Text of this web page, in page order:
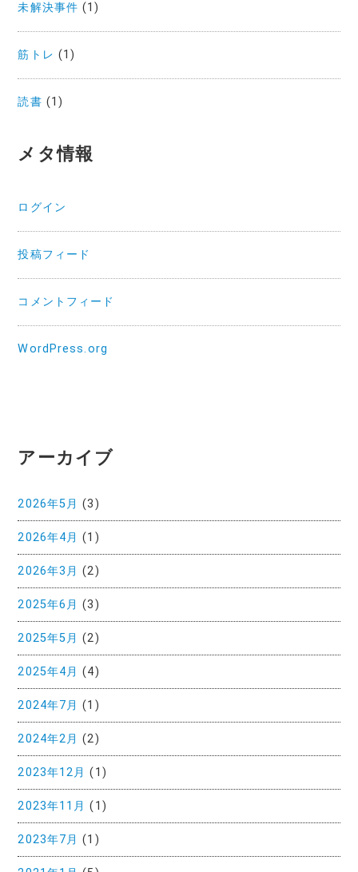
未解決事件 (1)
筋トレ (1)
読書 (1)
メタ情報
ログイン
投稿フィード
コメントフィード
WordPress.org
アーカイブ
2026年5月 (3)
2026年4月 (1)
2026年3月 (2)
2025年6月 (3)
2025年5月 (2)
2025年4月 (4)
2024年7月 (1)
2024年2月 (2)
2023年12月 (1)
2023年11月 (1)
2023年7月 (1)